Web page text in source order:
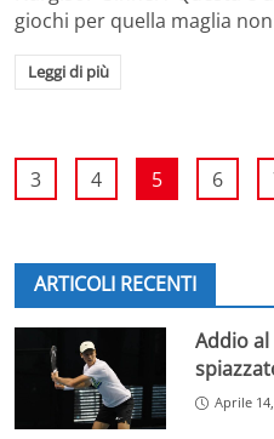
giochi per quella maglia
Leggi di più
3 4 5 6
ARTICOLI RECENTI
Addio
Aprile